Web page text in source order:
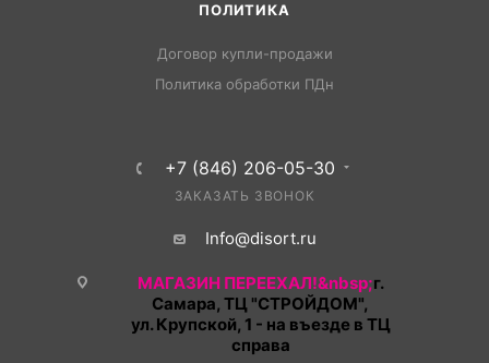
ПОЛИТИКА
Договор купли-продажи
Политика обработки ПДн
+7 (846) 206-05-30
ЗАКАЗАТЬ ЗВОНОК
Info@disort.ru
МАГАЗИН ПЕРЕЕХАЛ!&nbsp;г.
Самара, ТЦ "СТРОЙДОМ",
ул. Крупской, 1 - на въезде в ТЦ
справа